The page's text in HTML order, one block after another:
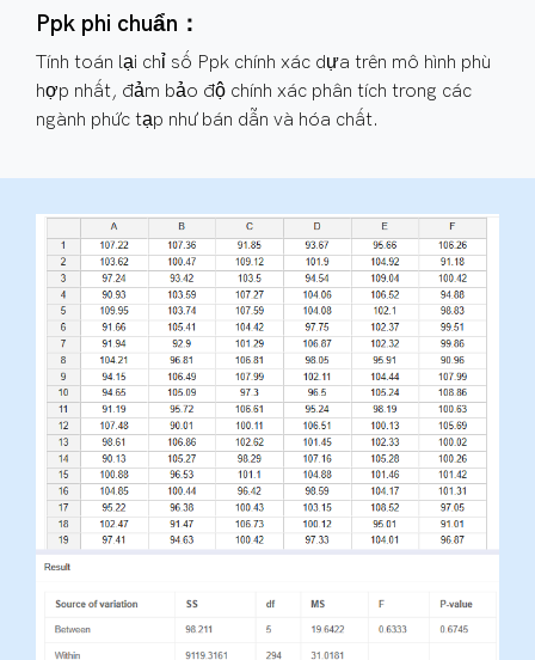
Ppk phi chuẩn：
Tính toán lại chỉ số Ppk chính xác dựa trên mô hình phù
hợp nhất, đảm bảo độ chính xác phân tích trong các
ngành phức tạp như bán dẫn và hóa chất.